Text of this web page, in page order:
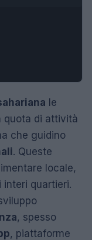
le
quota di attività
che guidino
. Queste
locale,
interi quartieri.
, spesso
, piattaforme